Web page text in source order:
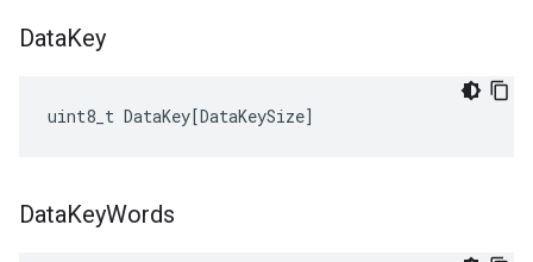
DataKey
uint8_t DataKey[DataKeySize]
DataKeyWords